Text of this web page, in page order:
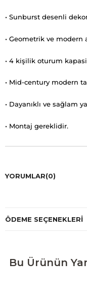
• Sunburst desenli
• Geometrik ve modern
• 4 kişilik oturum
• Mid-century modern
• Dayanıklı ve sağlam
• Montaj gereklidir.
YORUMLAR(0)
ÖDEME SEÇENEKLERI
Bu Ürünün